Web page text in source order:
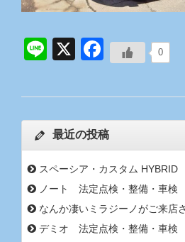
0
Line
X
最近の投稿
スペーシア・カスタム
ノート 法定点検・整備・車検
なんか凄いミラジーノがご来店
デミオ 法定点検・整備・車検